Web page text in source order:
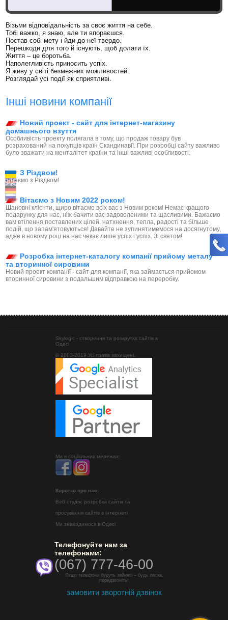
Візьми відповідальність за своє життя на себе.
Тобі важко, я знаю, але ти впораєшся.
Постав собі мету і йди до неї твердо.
Перешкоди для того й існують, щоб долати їх.
Життя – це боротьба.
Наполегливість приносить успіх.
Я живу у світі безмежних можливостей.
Розглядай усі події як сприятливі.
Інші новини компанії
Новий проект - сайт для інтернет-магазину
домашнього взуття
Особливість проекту полягала в тому, що продаж товару був
розрахований на покупців країн Скандинавії. При розробці сайту важливо
було зважати на менталітет країни та інші важливі особливості.
З Різдвом!
Вітаємо з Різдвом!
Вітаємо з Новим 2022 роком!
Шановні клієнти, щиро вітаємо всіх вас з Новим роком! Немає кращого
подарунку для нас, ніж бачити вас задоволеними та щасливими. Бажаємо
вам втілення поставлених цілей, натхнення, тепла, радості та більше
подій, що запам'ятовуються! Давайте не зупинятимемося на досягнутому,
адже в новому році на нас чекає лише успіх і успіх. Зі святом!
Розробка інтернет-каталогу компанії прийому металу
та вторинної сировини
Новий проект компанії - сайт для компанії, яка займається прийомом
вторинної сировини з подальшим відправкою на переробку.
Skylogic - створення та розкрутка сайтів в
Одесі
© 2003-2019 Усі права захищені.
Ми в соціальних мережах:
Коротко про нас:
Веб студія: розробка сайтів та
просування сайтів в інтернеті
Ми знаходимося в Одесі
Телефонуйте нам за
телефонами:
(067) 777-46-00
Якщо телефони будуть зайняті – будь ласка,
передзвоніть!
замовити зворотній дзвінок